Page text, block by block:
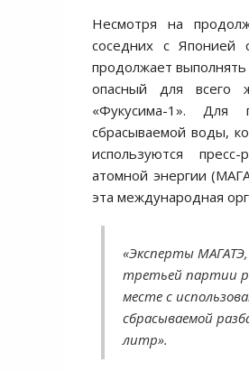
Несмотря на
соседних с Японией
продолжает
опасный для всего
«Фукусима-1». Для
сбрасываемой воды,
используются
атомной энергии
эта международная
«Эксперты
третьей партии
месте с
сбрасываемой
литр».